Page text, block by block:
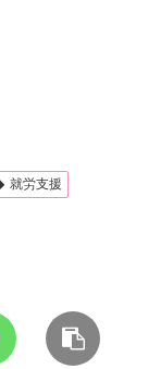
就労支援